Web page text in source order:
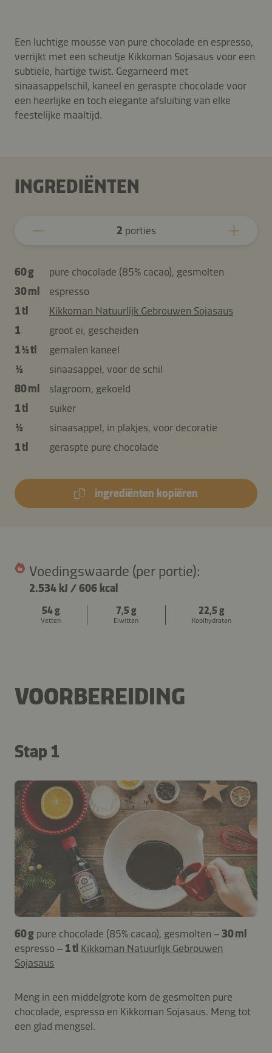
Een luchtige mousse van pure chocolade en espresso,
verrijkt met een scheutje Kikkoman Sojasaus voor een
subtiele, hartige twist. Gegarneerd met
sinaasappelschil, kaneel en geraspte chocolade voor
een heerlijke en toch elegante afsluiting van elke
feestelijke maaltijd.
INGREDIËNTEN
2 porties
60 g
pure chocolade (85% cacao), gesmolten
30 ml
espresso
1 tl
Kikkoman Natuurlijk Gebrouwen Sojasaus
1
groot ei, gescheiden
1 ½ tl
gemalen kaneel
½
sinaasappel, voor de schil
80 ml
slagroom, gekoeld
1 tl
suiker
½
sinaasappel, in plakjes, voor decoratie
1 tl
geraspte pure chocolade
ingrediënten kopiëren
Voedingswaarde (per portie):
2.534 kJ /606 kcal
54 g
Vetten
7,5 g
Eiwitten
22,5 g
Koolhydraten
VOORBEREIDING
Stap 1
60 g pure chocolade (85% cacao), gesmolten – 30 ml
espresso – 1 tl Kikkoman Natuurlijk Gebrouwen
Sojasaus
Meng in een middelgrote kom de gesmolten pure
chocolade, espresso en Kikkoman Sojasaus. Meng tot
een glad mengsel.